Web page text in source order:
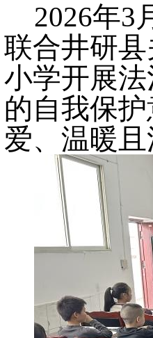
2026年3
联合井研
小学开展
的自我保
爱、温暖